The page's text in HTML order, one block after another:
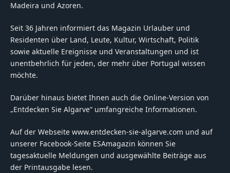
Madeira und Azoren.
Seit 36 Jahren informiert das Magazin Urlauber und
Residenten über Land, Leute, Kultur, Wirtschaft, Politik
sowie aktuelle Ereignisse und Veranstaltungen und ist
unentbehrlich für jeden, der mehr über Portugal wissen
möchte.
Darüber hinaus bietet Ihnen auch die Online-Version von
„Entdecken Sie Algarve“ umfangreiche Informationen.
Auf der Webseite www.entdecken-sie-algarve.com und auf
unserer Facebook-Seite ESAmagazin können Sie
tagesaktuelle Meldungen und ausgewählte Beiträge aus
der Printausgabe lesen.